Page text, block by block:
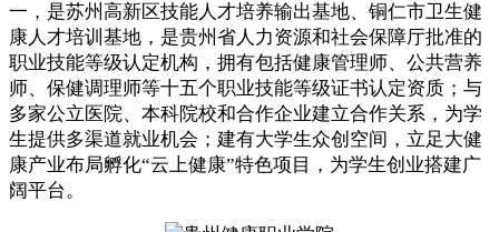
一，是苏州高新区技能人才培养输出基地、铜仁市卫生健
康人才培训基地，是贵州省人力资源和社会保障厅批准的
职业技能等级认定机构，拥有包括健康管理师、公共营养
师、保健调理师等十五个职业技能等级证书认定资质；与
多家公立医院、本科院校和合作企业建立合作关系，为学
生提供多渠道就业机会；建有大学生众创空间，立足大健
康产业布局孵化“云上健康”特色项目，为学生创业搭建广
阔平台。